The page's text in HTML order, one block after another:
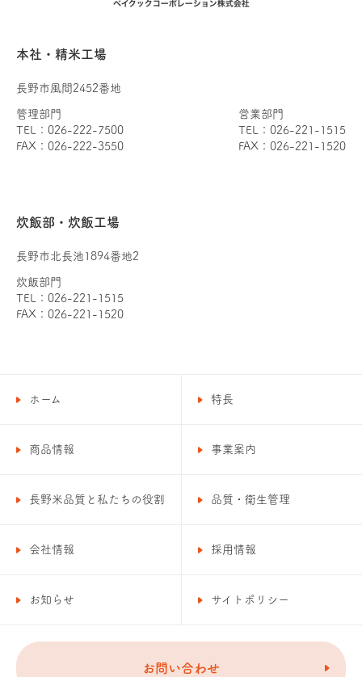
本社・精米工場
長野市風間2452番地
管理部門
TEL：026-222-7500
FAX：026-222-3550
営業部門
TEL：026-221-1515
FAX：026-221-1520
炊飯部・炊飯工場
長野市北長池1894番地2
炊飯部門
TEL：026-221-1515
FAX：026-221-1520
ホーム 特長
商品情報 事業案内
長野米品質と私たちの役割 品質・衛生管理
会社情報 採用情報
お知らせ サイトポリシー
お問い合わせ